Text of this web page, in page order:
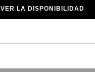
VER LA DISPONIBILIDAD